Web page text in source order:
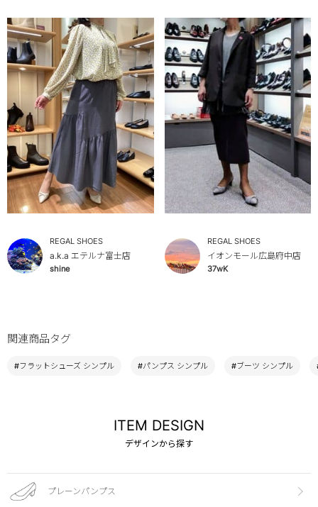
REGAL SHOES
a.k.a エテルナ富士店
shine
REGAL SHOES
イオンモール広島府中店
37wK
関連商品タグ
#フラットシューズ シンプル #パンプス シンプル #ブーツ シンプル
ITEM DESIGN
デザインから探す
プレーンパンプス